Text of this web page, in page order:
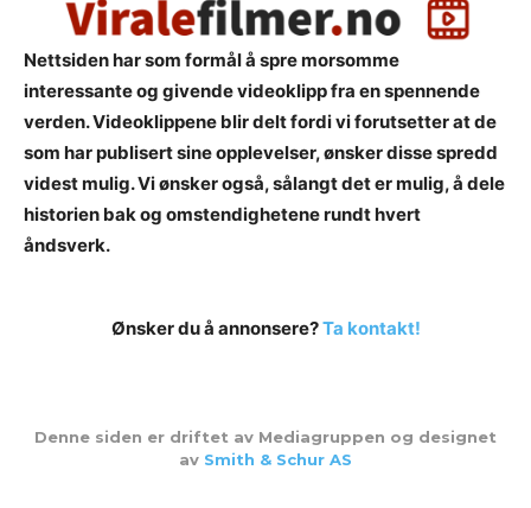
Nettsiden har som formål å spre morsomme
interessante og givende videoklipp fra en spennende
verden. Videoklippene blir delt fordi vi forutsetter at de
som har publisert sine opplevelser, ønsker disse spredd
videst mulig. Vi ønsker også, sålangt det er mulig, å dele
historien bak og omstendighetene rundt hvert
åndsverk.
Ønsker du å annonsere?Ta kontakt!
Denne siden er driftet av Mediagruppen og designet
av Smith & Schur AS